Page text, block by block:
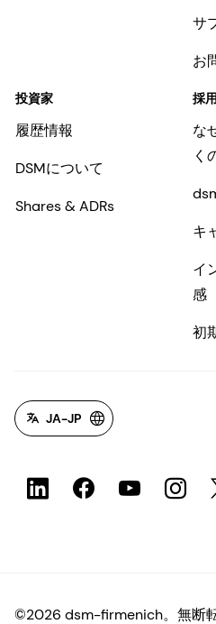
サ
お
投資家
履歴情報
DSMについて
Shares & ADRs
採
な
く
キ
イ
感
初
JA-JP
©2026 dsm-firmenich。無断転